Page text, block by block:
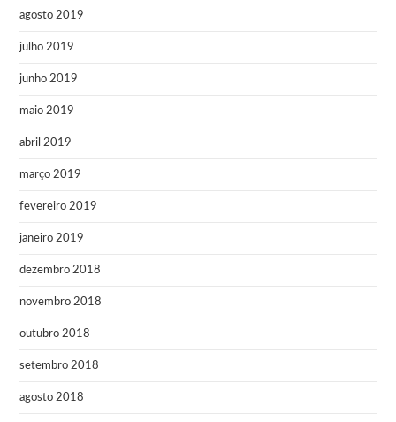
agosto 2019
julho 2019
junho 2019
maio 2019
abril 2019
março 2019
fevereiro 2019
janeiro 2019
dezembro 2018
novembro 2018
outubro 2018
setembro 2018
agosto 2018